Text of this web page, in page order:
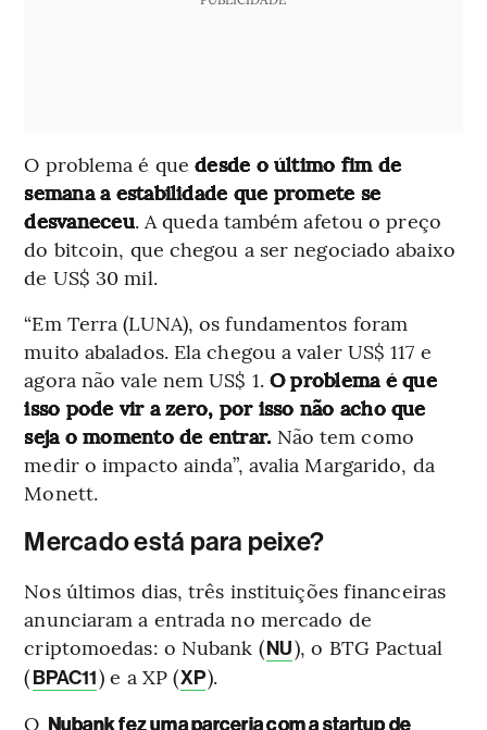
O problema é quedesde o último fim de
semana a estabilidade que promete se
desvaneceu. A queda também afetou o preço
do bitcoin, que chegou a ser negociado abaixo
de US$ 30 mil.
“Em Terra (LUNA), os fundamentos foram
muito abalados. Ela chegou a valer US$ 117 e
agora não vale nem US$ 1. O problema é que
isso pode vir a zero, por isso não acho que
seja o momento de entrar. Não tem como
medir o impacto ainda”, avalia Margarido, da
Monett.
Mercado está para peixe?
Nos últimos dias, três instituições financeiras
anunciaram a entrada no mercado de
criptomoedas: o Nubank (NU), o BTG Pactual
(BPAC11) e a XP (XP).
O Nubank fez uma parceria com a startup de